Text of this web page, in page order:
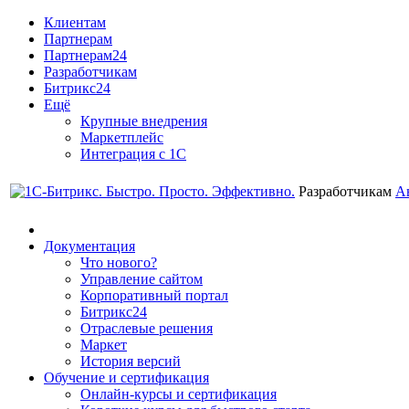
Клиентам
Партнерам
Партнерам24
Разработчикам
Битрикс24
Ещё
Крупные внедрения
Маркетплейс
Интеграция с 1С
Разработчикам
Документация
Что нового?
Управление сайтом
Корпоративный портал
Битрикс24
Отраслевые решения
Маркет
История версий
Обучение и сертификация
Онлайн-курсы и сертификация